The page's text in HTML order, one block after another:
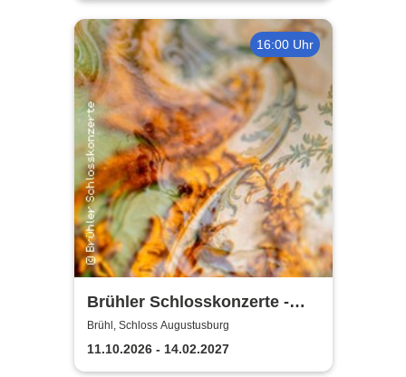
16:00 Uhr
Brühler Schlosskonzerte -
Bach um vier 2026/27
Brühl, Schloss Augustusburg
11.10.2026 - 14.02.2027